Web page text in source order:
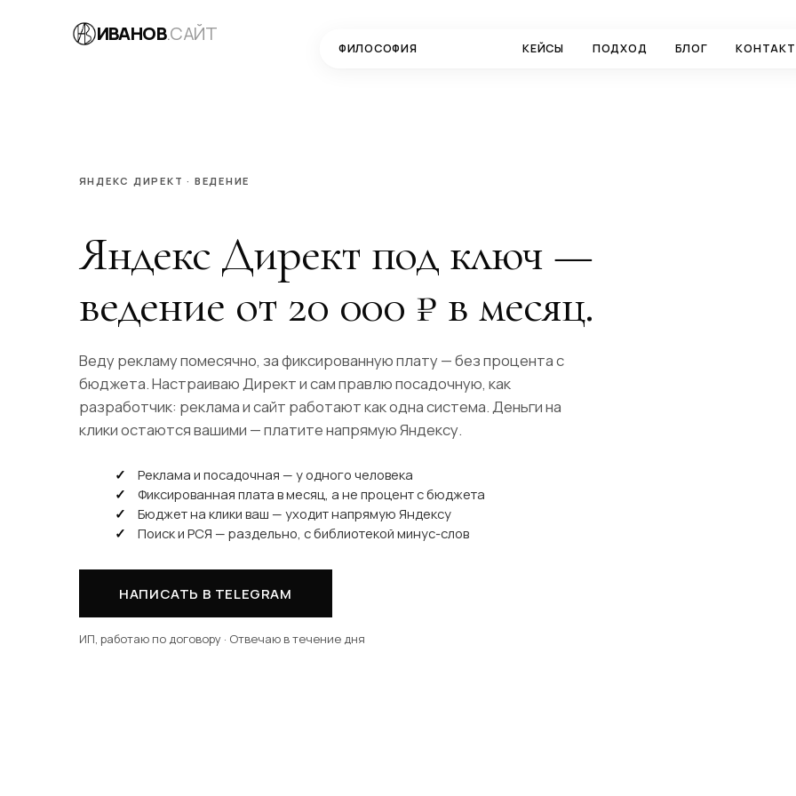
ИВАНОВ.САЙТ
ФИЛОСОФИЯ КЕЙСЫ ПОДХОД БЛОГ
ЯНДЕКС ДИРЕКТ · ВЕДЕНИЕ
Яндекс Директ под ключ —
ведение от 20 000 ₽ в месяц.
Веду рекламу помесячно, за фиксированную плату — без процента с
бюджета. Настраиваю Директ и сам правлю посадочную, как
разработчик: реклама и сайт работают как одна система. Деньги на
клики остаются вашими — платите напрямую Яндексу.
Реклама и посадочная — у одного человека
Фиксированная плата в месяц, а не процент с бюджета
Бюджет на клики ваш — уходит напрямую Яндексу
Поиск и РСЯ — раздельно, с библиотекой минус-слов
НАПИСАТЬ В TELEGRAM
ИП, работаю по договору · Отвечаю в течение дня